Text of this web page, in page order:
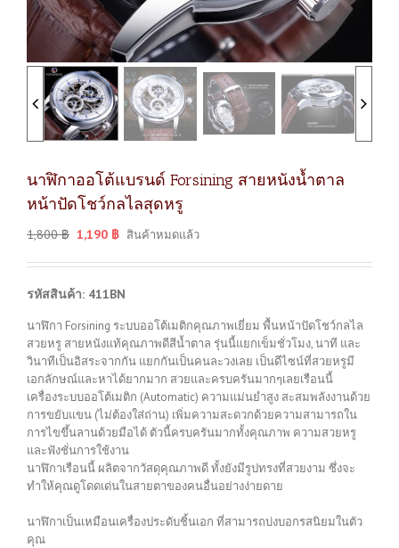
นาฬิกาออโต้แบรนด์ Forsining สายหนังน้ำตาล
หน้าปัดโชว์กลไลสุดหรู
1,800฿ 1,190 ฿ สินค้าหมดแล้ว
รหัสสินค้า: 411BN
นาฬิกา Forsining ระบบออโต้เมติกคุณภาพเยี่ยม พื้นหน้าปัดโชว์กลไล
สวยหรู สายหนังแท้คุณภาพดีสีน้ำตาล รุ่นนี้แยกเข็มชั่วโมง, นาที และ
วินาทีเป็นอิสระจากกัน แยกกันเป็นคนละวงเลย เป็นดีไซน์ที่สวยหรูมี
เอกลักษณ์และหาได้ยากมาก สวยและครบครันมากๆเลยเรือนนี้
เครื่องระบบออโต้เมติก (Automatic) ความแม่นยำสูง สะสมพลังงานด้วย
การขยับแขน (ไม่ต้องใส่ถ่าน) เพิ่มความสะดวกด้วยความสามารถใน
การไขขึ้นลานด้วยมือได้ ตัวนี้ครบครันมากทั้งคุณภาพ ความสวยหรู
และฟังชั่นการใช้งาน
นาฬิกาเรือนนี้ ผลิตจากวัสดุคุณภาพดี ทั้งยังมีรูปทรงที่สวยงาม ซึ่งจะ
ทำให้คุณดูโดดเด่นในสายตาของคนอื่นอย่างง่ายดาย
นาฬิกาเป็นเหมือนเครื่องประดับชิ้นเอก ที่สามารถบ่งบอกรสนิยมในตัว
คุณ